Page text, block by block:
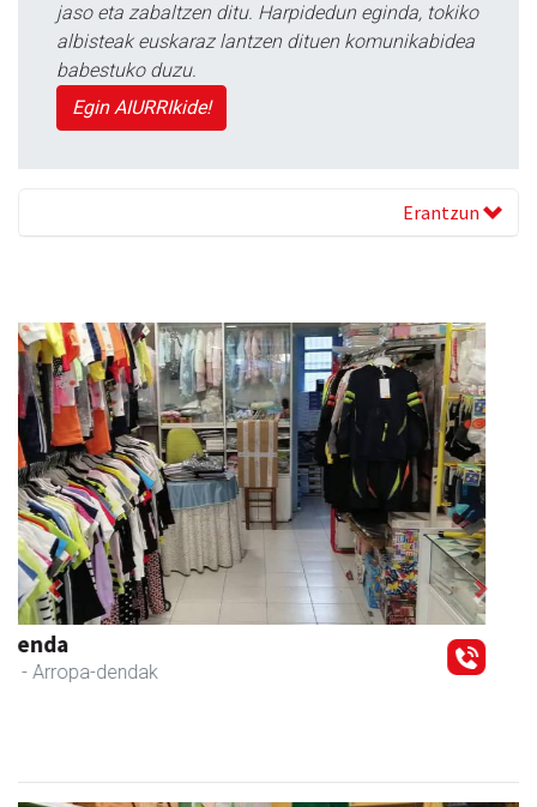
jaso eta zabaltzen ditu. Harpidedun eginda, tokiko
albisteak euskaraz lantzen dituen komunikabidea
babestuko duzu.
Egin AIURRIkide!
Erantzun
Zizurkilgo Udala
Zizurkil - Udaletxeak
Previous Next